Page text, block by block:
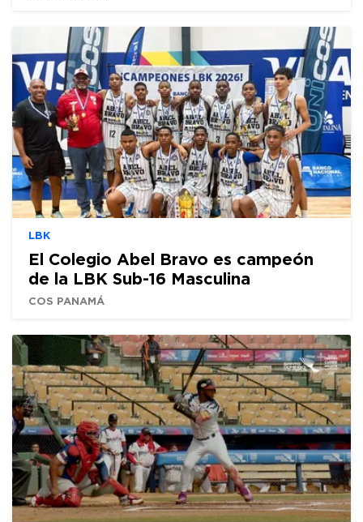
LBK
El Colegio Abel Bravo es campeón
de la LBK Sub-16 Masculina
COS PANAMÁ